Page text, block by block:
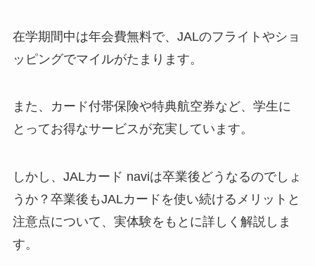
在学期間中は年会費無料で、JALのフライトやショ
ッピングでマイルがたまります。
また、カード付帯保険や特典航空券など、学生に
とってお得なサービスが充実しています。
しかし、JALカード naviは卒業後どうなるのでしょ
うか？卒業後もJALカードを使い続けるメリットと
注意点について、実体験をもとに詳しく解説しま
す。